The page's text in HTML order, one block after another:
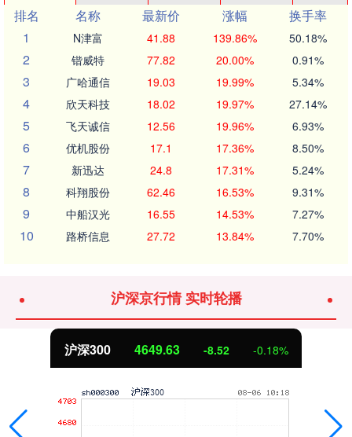
排名
名称 最新价 涨幅
换手率
1
N津富 41.88 139.86% 50.18%
2 锴威特 77.82 20.00% 0.91%
3 广哈通信 19.03 19.99% 5.34%
4 欣天科技 18.02 19.97% 27.14%
5 飞天诚信 12.56 19.96% 6.93%
6 优机股份 17.1 17.36% 8.50%
7 新迅达 24.8 17.31% 5.24%
8 科翔股份 62.46 16.53% 9.31%
9 中船汉光 16.55 14.53% 7.27%
10 路桥信息 27.72 13.84% 7.70%
沪深京行情 实时轮播
北证50 1123.63 4.17 0.37%